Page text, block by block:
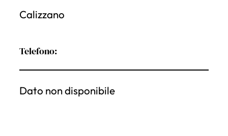
Calizzano
Telefono:
Dato non disponibile